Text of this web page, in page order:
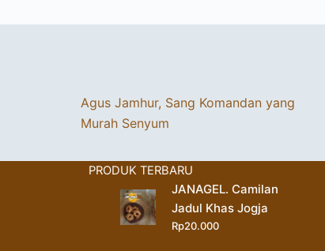
Agus Jamhur, Sang Komandan yang
Murah Senyum
PRODUK TERBARU
JANAGEL. Camilan
Jadul Khas Jogja
Rp20.000